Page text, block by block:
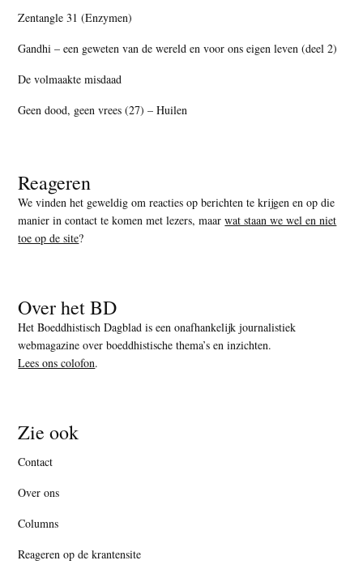
Zentangle 31 (Enzymen)
Gandhi – een geweten van de wereld en voor ons eigen leven (deel 2)
De volmaakte misdaad
Geen dood, geen vrees (27) – Huilen
Reageren
We vinden het geweldig om reacties op berichten te krijgen en op die
manier in contact te komen met lezers, maarwat staan we wel en niet
toe op de site?
Over het BD
Het Boeddhistisch Dagblad is een onafhankelijk journalistiek
webmagazine over boeddhistische thema’s en inzichten.
Lees ons colofon.
Zie ook
Contact
Over ons
Columns
Reageren op de krantensite